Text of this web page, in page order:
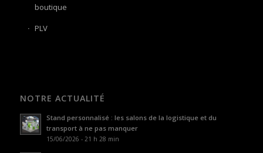
boutique
PLV
NOTRE ACTUALITÉ
Stand personnalisé : les salons de la logistique et du
transport à ne pas manquer
15/06/2026 - 21 h 28 min